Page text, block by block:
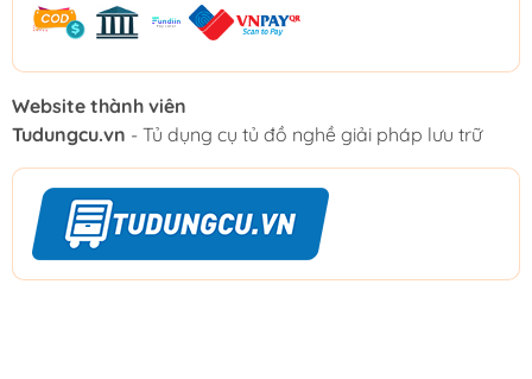
Website thành viên
Tudungcu.vn - Tủ dụng cụ tủ đồ nghề giải pháp lưu trữ